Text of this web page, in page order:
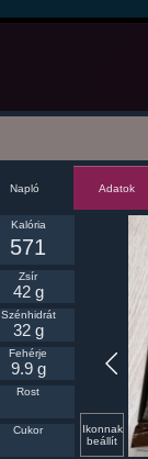
Napló Adatok
Ikonnak
beállít
Kalória
571
Zsír
42 g
Szénhidrát
32 g
Fehérje
9.9 g
Rost
Cukor